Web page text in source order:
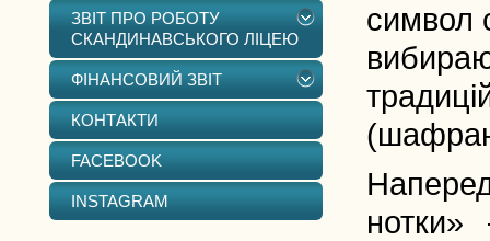
ЗВІТ ПРО РОБОТУ
СКАНДИНАВСЬКОГО ЛІЦЕЮ
ФІНАНСОВИЙ ЗВІТ
КОНТАКТИ
FACEBOOK
INSTAGRAM
символ
нотки»